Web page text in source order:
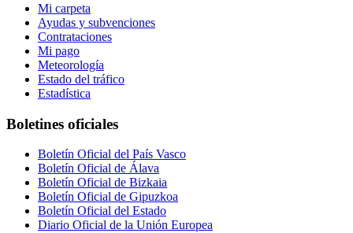
Mi carpeta
Ayudas y subvenciones
Contrataciones
Mi pago
Meteorología
Estado del tráfico
Estadística
Boletines oficiales
Boletín Oficial del País Vasco
Boletín Oficial de Álava
Boletín Oficial de Bizkaia
Boletín Oficial de Gipuzkoa
Boletín Oficial del Estado
Diario Oficial de la Unión Europea